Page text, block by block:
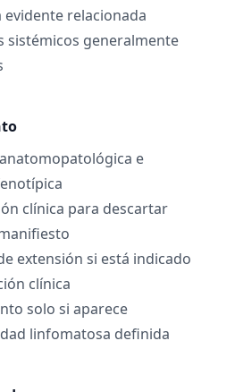
evidente relacionada
sistémicos generalmente
e
clínica para descartar
extensión si está indicado
clínica
solo si aparece
linfomatosa definida